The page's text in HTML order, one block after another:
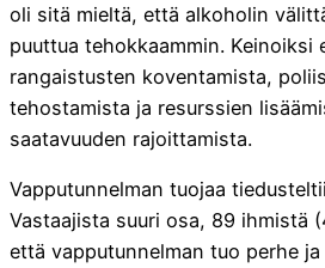
oli sitä mieltä, että alkoholin
puuttua tehokkaammin. Keinoiksi
rangaistusten koventamista,
tehostamista ja resurssien
saatavuuden rajoittamista.
Vapputunnelman tuojaa
Vastaajista suuri osa, 89 ihmistä
että vapputunnelman tuo perhe